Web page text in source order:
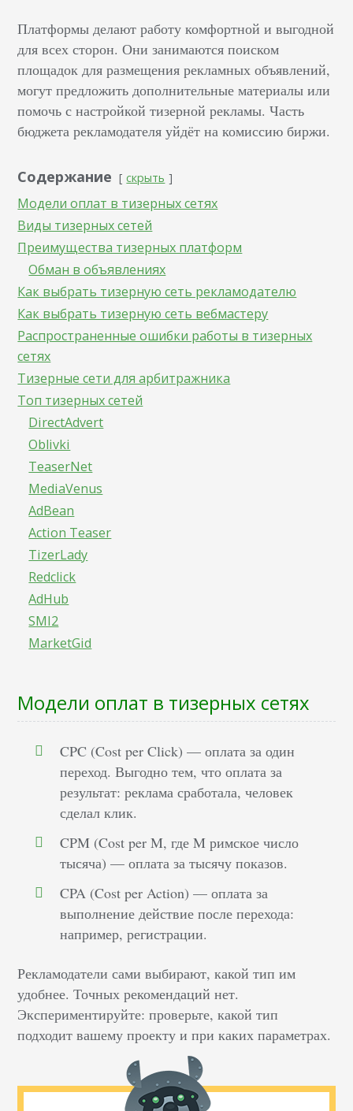
Платформы делают работу комфортной и выгодной
для всех сторон. Они занимаются поиском
площадок для размещения рекламных объявлений,
могут предложить дополнительные материалы или
помочь с настройкой тизерной рекламы. Часть
бюджета рекламодателя уйдёт на комиссию биржи.
Содержание скрыть
Модели оплат в тизерных сетях
Виды тизерных сетей
Преимущества тизерных платформ
Обман в объявлениях
Как выбрать тизерную сеть рекламодателю
Как выбрать тизерную сеть вебмастеру
Распространенные ошибки работы в тизерных
сетях
Тизерные сети для арбитражника
Топ тизерных сетей
DirectAdvert
Oblivki
TeaserNet
MediaVenus
AdBean
Action Teaser
TizerLady
Redclick
AdHub
SMI2
MarketGid
Модели оплат в тизерных сетях
CPC (Cost per Click) — оплата за один
переход. Выгодно тем, что оплата за
результат: реклама сработала, человек
сделал клик.
CPM (Cost per M, где M римское число
тысяча) — оплата за тысячу показов.
CPA (Cost per Action) — оплата за
выполнение действие после перехода:
например, регистрации.
Рекламодатели сами выбирают, какой тип им
удобнее. Точных рекомендаций нет.
Экспериментируйте: проверьте, какой тип
подходит вашему проекту и при каких параметрах.